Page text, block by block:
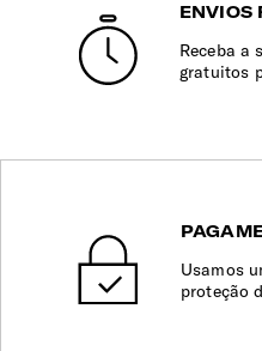
ENVIOS
Receba a
gratuitos
Usamos
proteção